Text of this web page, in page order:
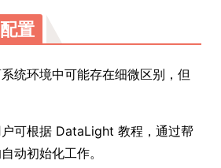
置
统环境中可能存在细微区别，但
可根据 DataLight 教程，通过帮
动初始化工作。